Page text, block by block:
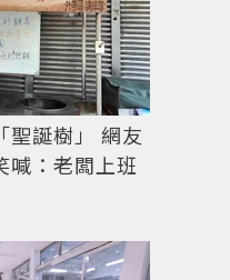
聖誕樹」 網友
喊：老闆上班